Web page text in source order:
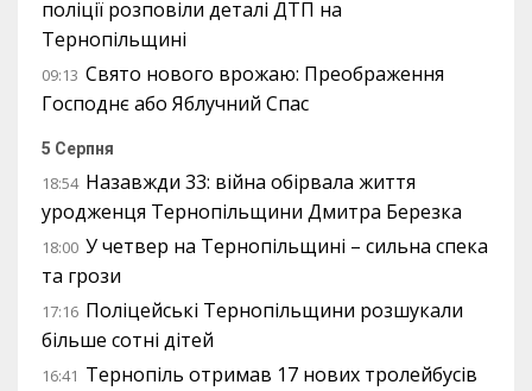
поліції розповіли деталі ДТП на
Тернопільщині
09:13 Свято нового врожаю: Преображення
Господнє або Яблучний Спас
5 Серпня
18:54 Назавжди 33: війна обірвала життя
уродженця Тернопільщини Дмитра Березка
18:00 У четвер на Тернопільщині – сильна спека
та грози
17:16 Поліцейські Тернопільщини розшукали
більше сотні дітей
16:41 Тернопіль отримав 17 нових тролейбусів